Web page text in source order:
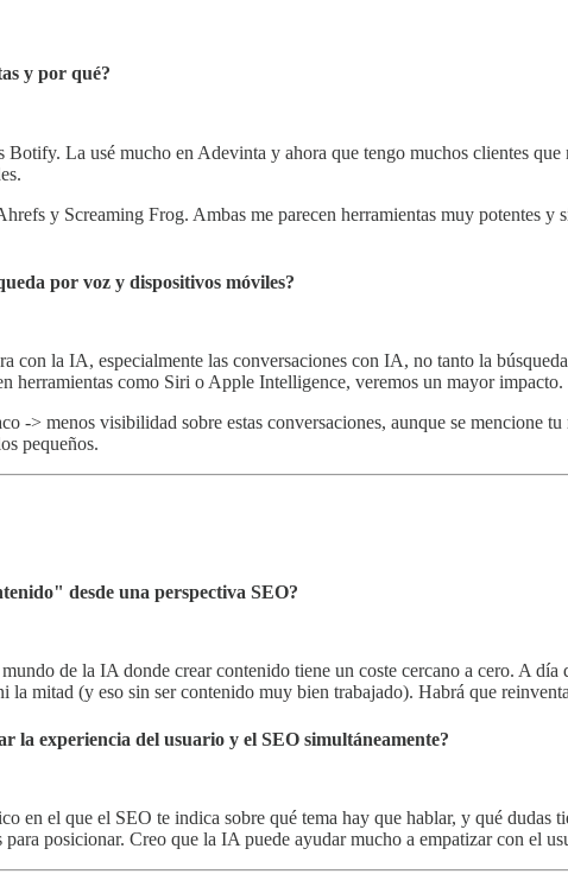
y por qué?
La usé mucho en Adevinta y ahora que tengo muchos clientes
y Screaming Frog. Ambas me parecen herramientas muy potentes
por voz y dispositivos móviles?
con la IA, especialmente las conversaciones con IA, no tanto la
herramientas como Siri o Apple Intelligence, veremos un mayor impacto.
-> menos visibilidad sobre estas conversaciones, aunque se
pequeños.
desde una perspectiva SEO?
mundo de la IA donde crear contenido tiene un coste cercano a cero. A
la mitad (y eso sin ser contenido muy bien trabajado). Habrá que
la experiencia del usuario y el SEO simultáneamente?
en el que el SEO te indica sobre qué tema hay que hablar, y qué
posicionar. Creo que la IA puede ayudar mucho a empatizar con el